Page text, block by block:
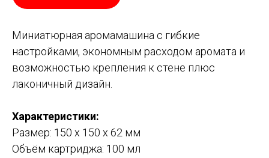
Миниатюрная аромамашина с гибкие
настройками, экономным расходом аромата и
возможностью крепления к стене плюс
лаконичный дизайн.
Характеристики:
Размер: 150 х 150 х 62 мм
Объём картриджа: 100 мл